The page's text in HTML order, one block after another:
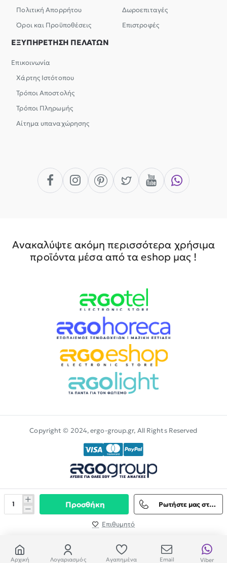
Αρχική Λογαριασμός Αγαπημένα Email Viber
Προσθήκη Ρωτήστε μας στο Viber
Επιθυμητό
Πολιτική Απορρήτου
Όροι και Προϋποθέσεις
Δωροεπιταγές
Επιστροφές
ΕΞΥΠΗΡΕΤΗΣΗ ΠΕΛΑΤΩΝ
Επικοινωνία
Χάρτης Ιστότοπου
Τρόποι Αποστολής
Τρόποι Πληρωμής
Αίτημα υπαναχώρησης
Ανακαλύψτε ακόμη περισσότερα χρήσιμα
προϊόντα μέσα από τα eshop μας !
Copyright © 2024, ergo-group.gr, All Rights Reserved